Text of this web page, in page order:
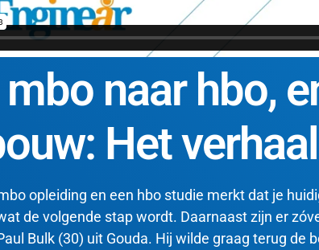
naar hbo,
Het
opleiding en een hbo studie merkt dat je
de volgende stap wordt. Daarnaast zijn er
Bulk (30) uit Gouda. Hij wilde graag terug de